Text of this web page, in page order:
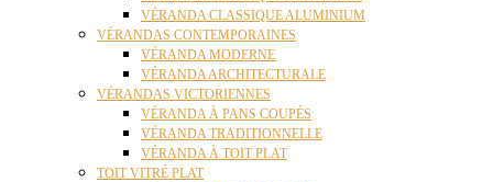
VÉRANDA CLASSIQUE ALUMINIUM
VÉRANDAS CONTEMPORAINES
VÉRANDA MODERNE
VÉRANDA ARCHITECTURALE
VÉRANDAS VICTORIENNES
VÉRANDA À PANS COUPÉS
VÉRANDA TRADITIONNELLE
VÉRANDA À TOIT PLAT
TOIT VITRÉ PLAT